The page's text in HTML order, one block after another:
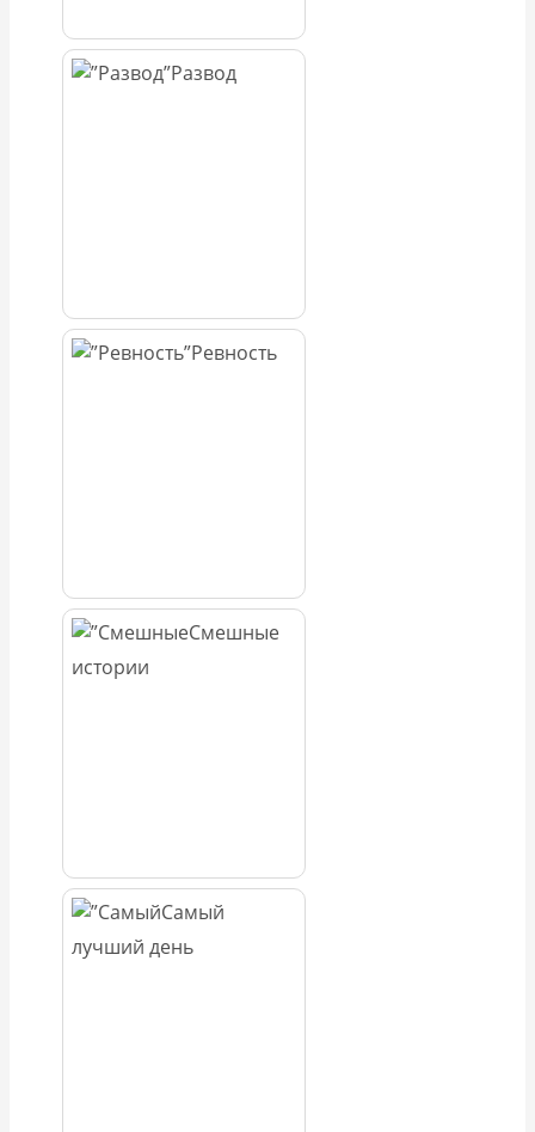
Развод
Ревность
Смешные
истории
Самый
лучший день